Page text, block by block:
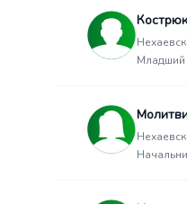
Младший